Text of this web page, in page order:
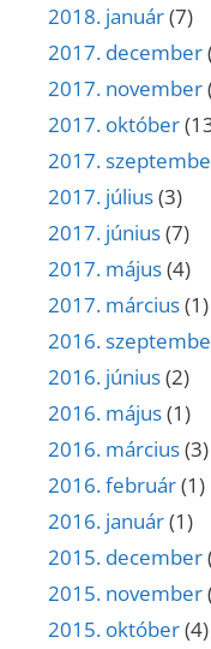
2018. január(7)
2017. december
2017. november
2017. október
2017.
2017. július(3)
2017. június(7)
2017. május(4)
2017. március(1)
2016.
2016. június(2)
2016. május(1)
2016. március(3)
2016. február(1)
2016. január(1)
2015. december
2015. november
2015. október(4)